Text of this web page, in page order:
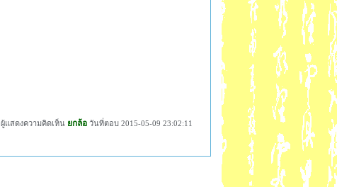
ผู้แสดงความคิดเห็นยกล้อ วันที่ตอบ 2015-05-09 23:02:11